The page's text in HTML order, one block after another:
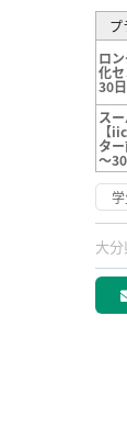
プ
ロ
化セ
30
ス
【
ター
～
大分